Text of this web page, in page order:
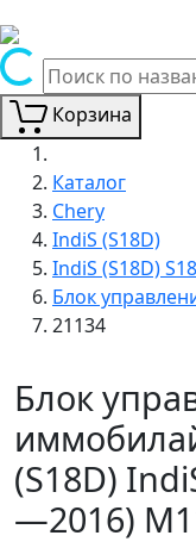
Корзина
Каталог
Chery
IndiS (S18D)
IndiS (S18D)
Блок
21134
Блок
(S18D)
—2016)